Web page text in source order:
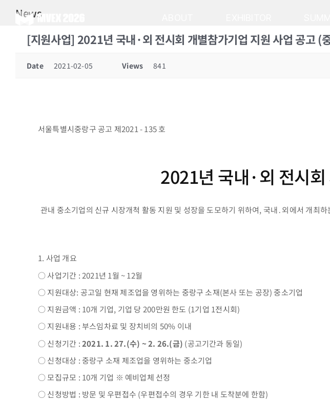
News
[지원사업] 2021년 국내·외 전시회 개별참가기업 지원 사업 공고
Date 2021-02-05 Views 841
서울특별시중랑구 공고 제2021 - 135 호
2021년 국내·외 전시
관내 중소기업의 신규 시장개척 활동 지원 및 성장을 도모하기 위하여, 국내․외에서 개최
1. 사업 개요
○ 사업기간 : 2021년 1월 ~ 12월
○ 지원대상: 공고일 현재 제조업을 영위하는 중랑구 소재(본사 또는 공장) 중소기업
○ 지원금액 : 10개 기업, 기업 당 200만원 한도 (1기업 1전시회)
○ 지원내용 : 부스임차료 및 장치비의 50% 이내
○ 신청기간 :2021. 1. 27.(수) ~ 2. 26.(금) (공고기간과 동일)
○ 신청대상 : 중랑구 소재 제조업을 영위하는 중소기업
○ 모집규모 : 10개 기업 ※ 예비업체 선정
○ 신청방법 : 방문 및 우편접수 (우편접수의 경우 기한 내 도착분에 한함)